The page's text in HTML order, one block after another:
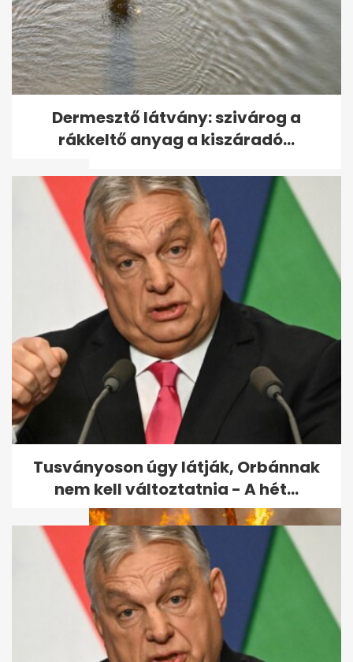
Megvan a kormány terve:
6000 milliárd forint uniós pénz
sorsa
Kínai kutatók új térképen
mutatják meg a Hold
geológiai...
Dermesztő látvány: szivárog a
rákkeltő anyag a kiszáradó...
Tusványoson úgy látják, Orbánnak
nem kell változtatnia - A hét...